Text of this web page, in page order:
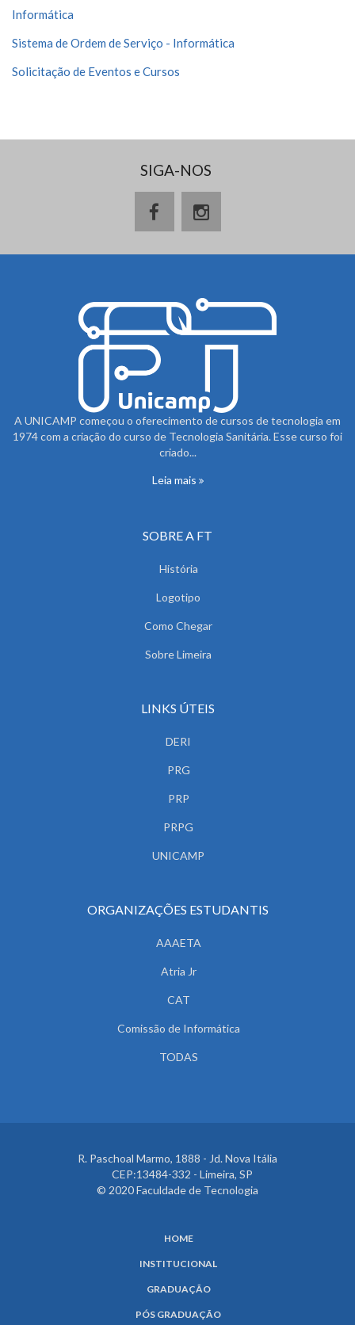
Informática
Sistema de Ordem de Serviço - Informática
Solicitação de Eventos e Cursos
SIGA-NOS
A UNICAMP começou o oferecimento de cursos de tecnologia em
1974 com a criação do curso de Tecnologia Sanitária. Esse curso foi
criado...
Leia mais
SOBRE A FT
História
Logotipo
Como Chegar
Sobre Limeira
LINKS ÚTEIS
DERI
PRG
PRP
PRPG
UNICAMP
ORGANIZAÇÕES ESTUDANTIS
AAAETA
Atria Jr
CAT
Comissão de Informática
TODAS
R. Paschoal Marmo, 1888 - Jd. Nova Itália
CEP:13484-332 - Limeira, SP
© 2020 Faculdade de Tecnologia
HOME
INSTITUCIONAL
GRADUAÇÃO
PÓS GRADUAÇÃO